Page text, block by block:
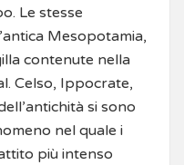
Le stesse
Mesopotamia,
contenute nella
Celso, Ippocrate,
si sono
nel quale i
più intenso